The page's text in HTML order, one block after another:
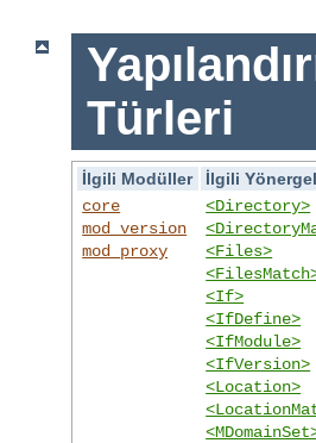
Türleri
İlgili Modüller
İlgili
core
mod_version
mod_proxy
<Directory>
<Files>
<If>
<IfDefine>
<IfModule>
<IfVersion>
<Location>